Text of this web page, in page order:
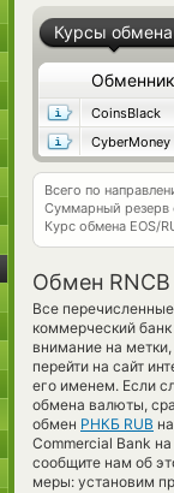
Курсы обмена
Обменник
CoinsBlack
CyberMoney
Всего по
Суммарный резерв
Курс обмена EOS/
Обмен RNCB
Все
коммерческий банк
внимание на
перейти на сайт
его именем. Если
обмена валюты,
обмен РНКБ RUB
Commercial Bank
сообщите нам об
меры: установим